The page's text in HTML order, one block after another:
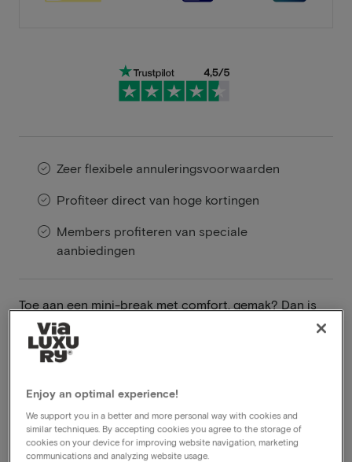
Zeer flexibele annuleringsvoorwaarden
Profiteer direct van hoge kortingen
Members profiteren van speciale
aanbiedingen
Toe aan een mini-break met comfort, gemak? Dan is
een verblijf bij Hilton Garden Inn Brussels Airport
precies wat je zoekt. Je checkt in bij een stijlvol en
modern hotel, geniet van een ruime kamer met heerlijk
Inclusief ontbijt
Enjoy an optimal experience!
We support you in a better and more personal way with cookies and
similar techniques. By accepting cookies you agree to the storage of
cookies on your device for improving website navigation, marketing
communications and analyzing website usage.